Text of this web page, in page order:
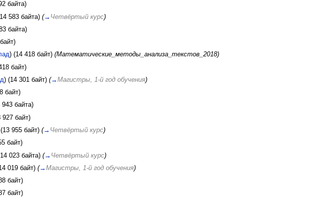
байта)
583 байта) (→ Четвёртый курс)
байта)
) (14 418 байт) (Математические_методы_анализа_текстов_2018)
байт)
) (14 301 байт) (→Магистры, 1-й год обучения)
байт)
943 байта)
927 байт)
(13 955 байт) (→ Четвёртый курс)
байт)
023 байта) (→ Четвёртый курс)
019 байт) (→Магистры, 1-й год обучения)
байт)
байт)